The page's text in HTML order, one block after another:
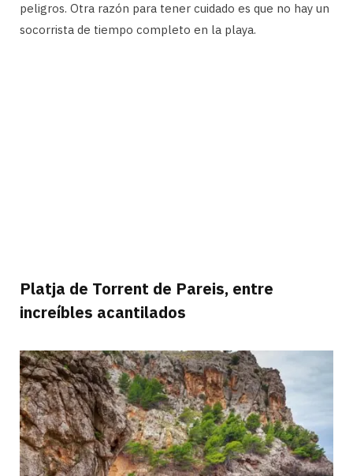
peligros. Otra razón para tener cuidado es que no hay un
socorrista de tiempo completo en la playa.
Platja de Torrent de Pareis, entre
increíbles acantilados